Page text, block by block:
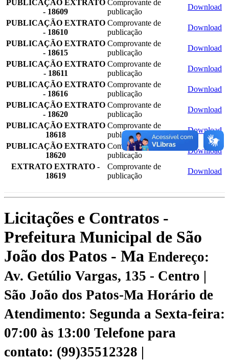
PUBLICAÇÃO EXTRATO
- 18609
Comprovante de
publicação
Download
PUBLICAÇÃO EXTRATO
- 18610
Comprovante de
publicação
Download
PUBLICAÇÃO EXTRATO
- 18615
Comprovante de
publicação
Download
PUBLICAÇÃO EXTRATO
- 18611
Comprovante de
publicação
Download
PUBLICAÇÃO EXTRATO
- 18616
Comprovante de
publicação
Download
PUBLICAÇÃO EXTRATO
- 18620
Comprovante de
publicação
Download
PUBLICAÇÃO EXTRATO
18618
Comprovante de
publicação
Download
PUBLICAÇÃO EXTRATO
18620
Comprovante de
publicação
Download
EXTRATO EXTRATO -
18619
Comprovante de
publicação
Download
Licitações e Contratos -
Prefeitura Municipal de São
João dos Patos - Ma Endereço:
Av. Getúlio Vargas, 135 - Centro |
São João dos Patos-Ma Horário de
Atendimento: Segunda a Sexta-feira:
07:00 às 13:00 Telefone para
contato: (99)35512328 |